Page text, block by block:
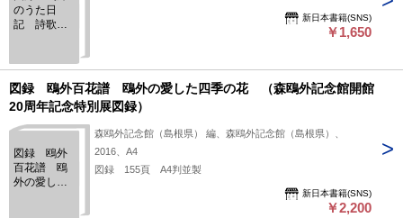
のうた日
記 詩歌に
新日本書籍(SNS)
￥1,650
図録 鴎外百花譜 鴎外の愛した四季の花 （森鴎外記念館開館
20周年記念特別展図録）
図録 鴎外
百花譜 鴎
外の愛した
森鴎外記念館（島根県） 編、森鴎外記念館（島根県）、
2016、A4
図録 155頁 A4判並製
新日本書籍(SNS)
￥2,200